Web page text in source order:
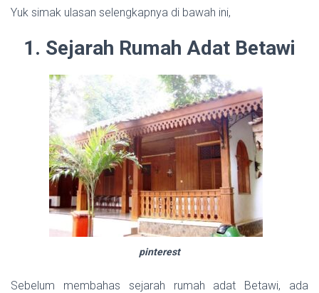
Yuk simak ulasan selengkapnya di bawah ini,
1. Sejarah Rumah Adat Betawi
pinterest
Sebelum membahas sejarah rumah adat Betawi, ada